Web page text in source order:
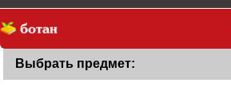
Выбрать предмет: